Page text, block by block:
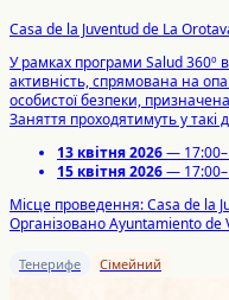
Casa de la Juventud de La
У рамках програми Salud 360º
активність, спрямована на
особистої безпеки,
Заняття проходятимуть у такі
13 квітня 2026—
15 квітня 2026—
Місце проведення: Casa de la
Організовано Ayuntamiento de
Тенерифе Сімейний